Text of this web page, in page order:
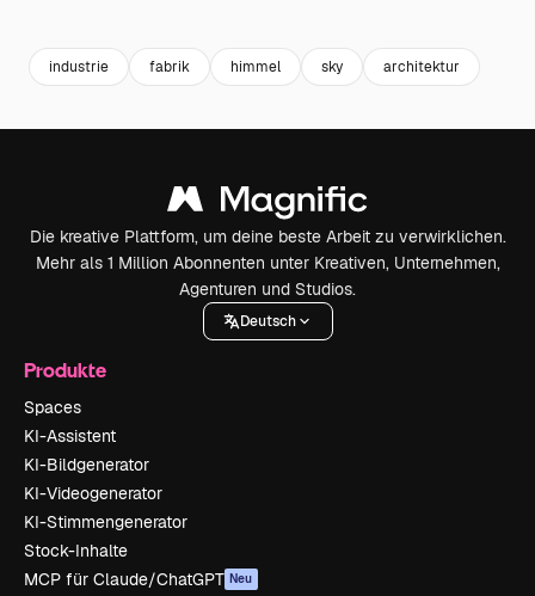
industrie fabrik himmel sky architektur
Die kreative Plattform, um deine beste Arbeit zu verwirklichen.
Mehr als 1 Million Abonnenten unter Kreativen, Unternehmen,
Agenturen und Studios.
Deutsch
Produkte
Spaces
KI-Assistent
KI-Bildgenerator
KI-Videogenerator
KI-Stimmengenerator
Stock-Inhalte
MCP für Claude/ChatGPT Neu